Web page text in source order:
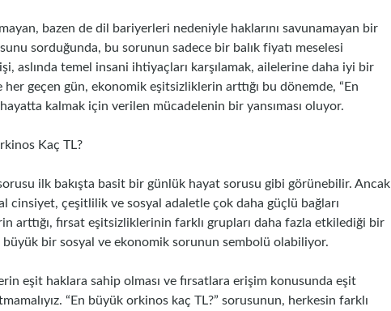
bazen de dil bariyerleri nedeniyle haklarını savunamayan bir
sorduğunda, bu sorunun sadece bir balık fiyatı meselesi
aslında temel insani ihtiyaçları karşılamak, ailelerine daha iyi bir
geçen gün, ekonomik eşitsizliklerin arttığı bu dönemde, “En
kalmak için verilen mücadelenin bir yansıması oluyor.
Kaç TL?
ilk bakışta basit bir günlük hayat sorusu gibi görünebilir. Ancak
çeşitlilik ve sosyal adaletle çok daha güçlü bağları
arttığı, fırsat eşitsizliklerinin farklı grupları daha fazla etkilediği bir
bir sosyal ve ekonomik sorunun sembolü olabiliyor.
eşit haklara sahip olması ve fırsatlara erişim konusunda eşit
“En büyük orkinos kaç TL?” sorusunun, herkesin farklı